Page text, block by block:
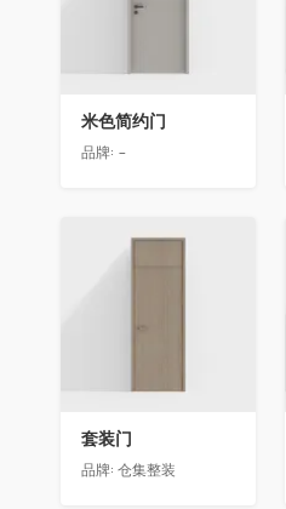
米色简约门
品牌: -
收藏
套装门
品牌: 仓集整装